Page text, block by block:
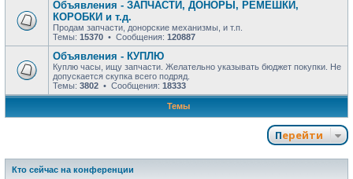
Объявления - ЗАПЧАСТИ, ДОНОРЫ, РЕМЕШКИ,
КОРОБКИ и т.д.
Продам запчасти, донорские механизмы, и т.п.
Темы: 15370 • Сообщения: 120887
Объявления - КУПЛЮ
Куплю часы, ищу запчасти. Желательно указывать бюджет покупки. Не
допускается скупка всего подряд.
Темы: 3802 • Сообщения: 18333
Темы
Перейти
Кто сейчас на конференции